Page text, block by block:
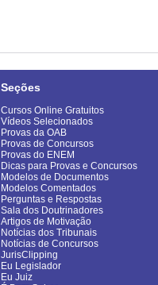
Seções
Cursos Online Gratuitos
Vídeos Selecionados
Provas da OAB
Provas de Concursos
Provas do ENEM
Dicas para Provas e Concursos
Modelos de Documentos
Modelos Comentados
Perguntas e Respostas
Sala dos Doutrinadores
Artigos de Motivação
Notícias dos Tribunais
Notícias de Concursos
JurisClipping
Eu Legislador
Eu Juiz